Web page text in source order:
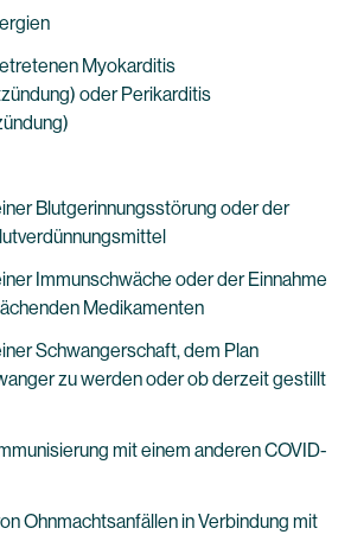
Myokarditis
oder Perikarditis
Blutgerinnungsstörung oder der
Immunschwäche oder der Einnahme
Medikamenten
Schwangerschaft, dem Plan
zu werden oder ob derzeit gestillt
mit einem anderen COVID-
Ohnmachtsanfällen in Verbindung mit